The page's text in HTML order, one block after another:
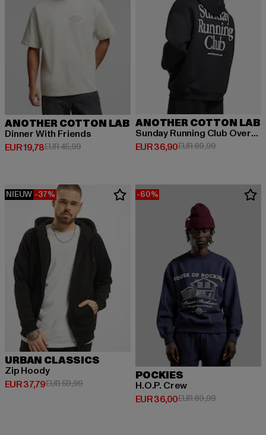
ANOTHER COTTON LAB
Dinner With Friends
EUR 19,78
Huidige prijs: EUR 19,78
EUR 45,99Actieprijs: EUR 45,99
ANOTHER COTTON LAB
Sunday Running Club Oversized
EUR 36,90
Huidige prijs: EUR 36,90
EUR 89,99Actieprijs:
NIEUW -37%
URBAN CLASSICS
Zip Hoody
EUR 37,79
Huidige prijs: EUR 37,79
EUR 59,99Actieprijs: EUR 59,99
-60%
POCKIES
H.O.P. Crew
EUR 36,00
Huidige prijs: EUR 36,00
EUR 89,99Actieprijs: